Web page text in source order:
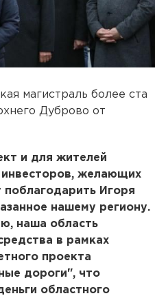
магистраль более ста
Дуброво от
и для жителей
желающих
поблагодарить Игоря
нашему региону.
наша область
в рамках
проекта
дороги", что
областного